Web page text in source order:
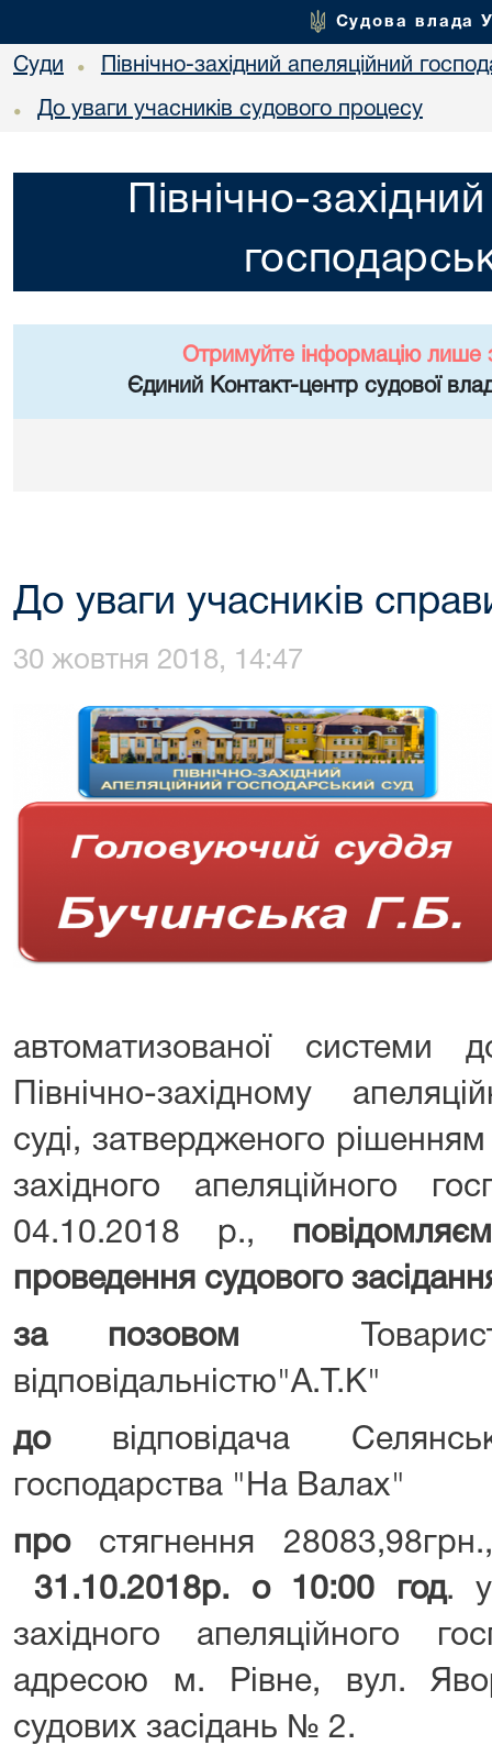
Судова влада
Суди • Північно-західний апеляційний
• До уваги учасників судового процесу
Північно-
Отримуйте інформацію лише
Єдиний Контакт-центр судової
До уваги учасників
30 жовтня 2018, 14:47
автоматизованої системи
Північно-західному
суді, затвердженого рішенням
західного апеляційного
04.10.2018 р.,
проведення судового
за позовом
відповідальністю"А.Т.К"
довідповідача
господарства "На Валах"
простягнення
31.10.2018р. о 10:00 год. у
західного апеляційного
адресою м. Рівне, вул.
судових засідань № 2.